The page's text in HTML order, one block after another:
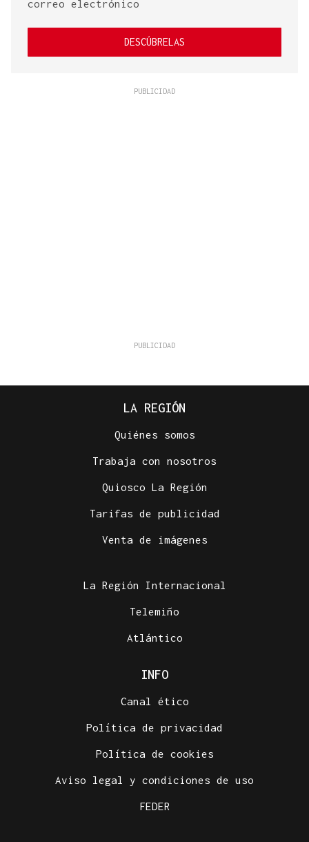
correo electrónico
DESCÚBRELAS
LA REGIÓN
Quiénes somos
Trabaja con nosotros
Quiosco La Región
Tarifas de publicidad
Venta de imágenes
La Región Internacional
Telemiño
Atlántico
INFO
Canal ético
Política de privacidad
Política de cookies
Aviso legal y condiciones de uso
FEDER